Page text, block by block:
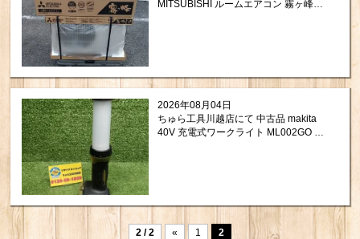
MITSUBISHI ルームエアコン 霧ヶ峰
2026年08月04日
ちゅら工具川越店にて 中古品 makita
40V 充電式ワークライト ML002GO を
2 / 2 « 1 2